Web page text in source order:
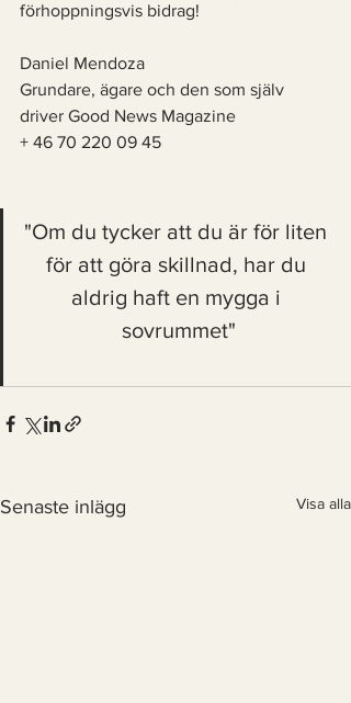
förhoppningsvis bidrag!
Daniel Mendoza
Grundare, ägare och den som själv
driver Good News Magazine
+ 46 70 220 09 45
"Om du tycker att du är för liten
för att göra skillnad, har du
aldrig haft en mygga i
sovrummet"
Senaste inlägg Visa alla